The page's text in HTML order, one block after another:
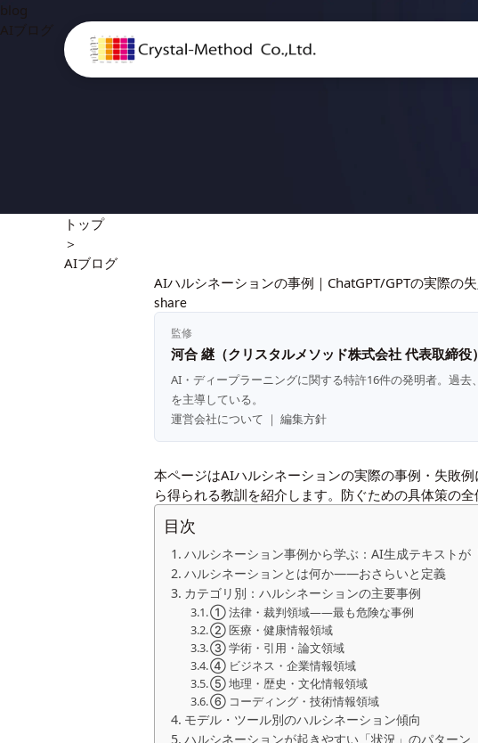
blog
AIブログ
トップ
＞
AIブログ
AIハルシネーションの事例｜ChatGPT/GPTの実際の
share
監修
河合 継（クリスタルメソッド株式会社 代表取締役）
AI・ディープラーニングに関する特許16件の発明者。過
を主導している。
運営会社について ｜編集方針
本ページはAIハルシネーションの実際の事例・失敗
ら得られる教訓を紹介します。防ぐための具体策の
目次
ハルシネーション事例から学ぶ：AI生成テキストが
ハルシネーションとは何か——おさらいと定義
カテゴリ別：ハルシネーションの主要事例
① 法律・裁判領域——最も危険な事例
② 医療・健康情報領域
③ 学術・引用・論文領域
④ ビジネス・企業情報領域
⑤ 地理・歴史・文化情報領域
⑥ コーディング・技術情報領域
モデル・ツール別のハルシネーション傾向
ハルシネーションが起きやすい「状況」のパターン